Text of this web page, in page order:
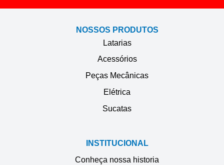
NOSSOS PRODUTOS
Latarias
Acessórios
Peças Mecânicas
Elétrica
Sucatas
INSTITUCIONAL
Conheça nossa historia